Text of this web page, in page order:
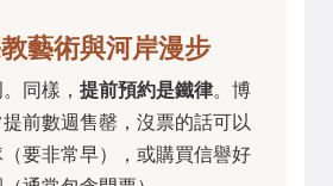
藝術與河岸漫步
同樣， 提前預約是鐵律。博
前數週售罄，沒票的話可以
要非常早），或購買信譽好